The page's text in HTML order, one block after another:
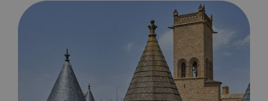
7 LIEUX INCROYABLES À VISITER EN NAVARRE